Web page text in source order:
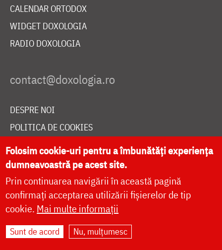
CALENDAR ORTODOX
WIDGET DOXOLOGIA
RADIO DOXOLOGIA
DESPRE NOI
POLITICA DE COOKIES
DONEAZĂ ONLINE PENTRU CATEDRALA NAȚIONALĂ
LIVE
Site dezvoltat deDOXOLOGIA MEDIA
Arhiepiscopia Iașilor | ©
Folosim cookie-uri pentru a îmbunătăți experiența
dumneavoastră pe acest site.
Prin continuarea navigării în această pagină
confirmați acceptarea utilizării fișierelor de tip
cookie. Mai multe informații
Sunt de acord Nu, mulțumesc